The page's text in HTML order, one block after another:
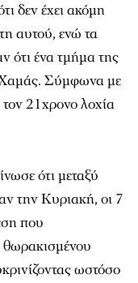
δεν έχει ακόμη
αυτού, ενώ τα
ότι ένα τμήμα της
Χαμάς. Σύμφωνα με
τον 21χρονο λοχία
ότι μεταξύ
την Κυριακή, οι 7
που
ωστόσο